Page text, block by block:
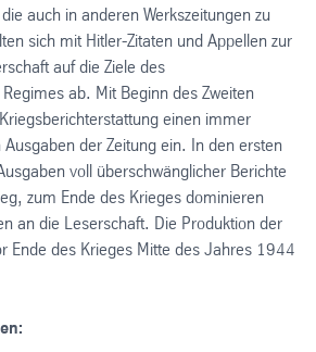
auch in anderen Werkszeitungen zu
sich mit Hitler-Zitaten und Appellen zur
auf die Ziele des
ab. Mit Beginn des Zweiten
einen immer
der Zeitung ein. In den ersten
voll überschwänglicher Berichte
zum Ende des Krieges dominieren
an die Leserschaft. Die Produktion der
Ende des Krieges Mitte des Jahres 1944